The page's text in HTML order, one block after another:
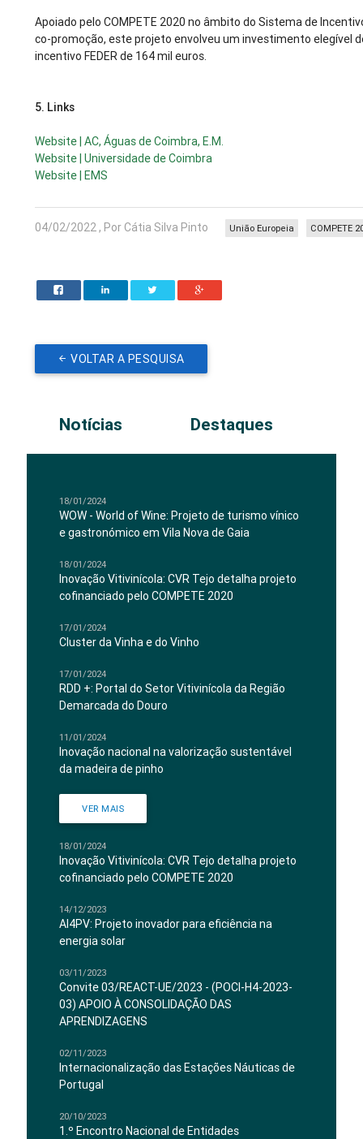
Apoiado pelo COMPETE 2020 no âmbito do Sistema de
co-promoção, este projeto envolveu um investimento elegível
incentivo FEDER de 164 mil euros.
5. Links
Website | AC, Águas de Coimbra, E.M.
Website | Universidade de Coimbra
Website | EMS
04/02/2022 , Por Cátia Silva Pinto COMPETE
União Europeia
VOLTAR A PESQUISA
Notícias Destaques
18/01/2024
WOW - World of Wine: Projeto de turismo vínico
e gastronómico em Vila Nova de Gaia
18/01/2024
Inovação Vitivinícola: CVR Tejo detalha projeto
cofinanciado pelo COMPETE 2020
17/01/2024
Cluster da Vinha e do Vinho
17/01/2024
RDD +: Portal do Setor Vitivinícola da Região
Demarcada do Douro
11/01/2024
Inovação nacional na valorização sustentável
da madeira de pinho
VER MAIS
18/01/2024
Inovação Vitivinícola: CVR Tejo detalha projeto
cofinanciado pelo COMPETE 2020
14/12/2023
AI4PV: Projeto inovador para eficiência na
energia solar
03/11/2023
Convite 03/REACT-UE/2023 - (POCI-H4-2023-
03) APOIO À CONSOLIDAÇÃO DAS
APRENDIZAGENS
02/11/2023
Internacionalização das Estações Náuticas de
Portugal
20/10/2023
1.º Encontro Nacional de Entidades